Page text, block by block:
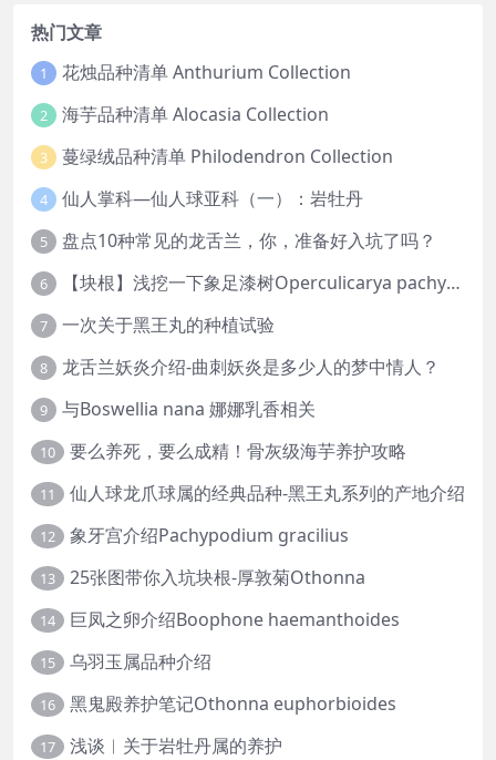
热门文章
1 花烛品种清单 Anthurium Collection
2 海芋品种清单 Alocasia Collection
3 蔓绿绒品种清单 Philodendron Collection
4 仙人掌科—仙人球亚科（一）：岩牡丹
5 盘点10种常见的龙舌兰，你，准备好入坑了吗？
6 【块根】浅挖一下象足漆树Operculicarya pachypus
7 一次关于黑王丸的种植试验
8 龙舌兰妖炎介绍-曲刺妖炎是多少人的梦中情人？
9 与Boswellia nana 娜娜乳香相关
10 要么养死，要么成精！骨灰级海芋养护攻略
11 仙人球龙爪球属的经典品种-黑王丸系列的产地介绍
12 象牙宫介绍Pachypodium gracilius
13 25张图带你入坑块根-厚敦菊Othonna
14 巨凤之卵介绍Boophone haemanthoides
15 乌羽玉属品种介绍
16 黑鬼殿养护笔记Othonna euphorbioides
17 浅谈︱关于岩牡丹属的养护